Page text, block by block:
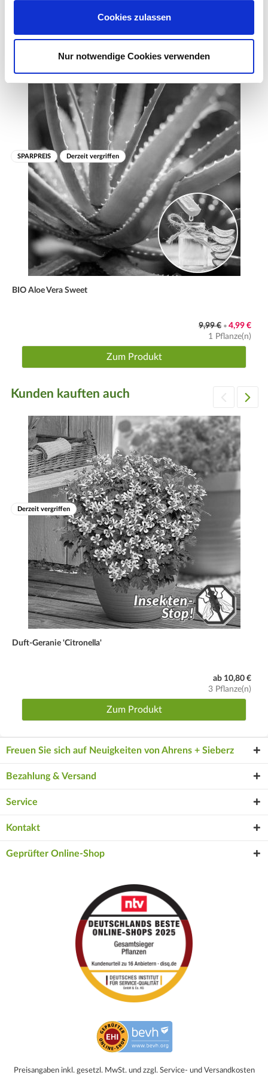
Cookies zulassen
Nur notwendige Cookies verwenden
Anmerkung
Diese Geranien verströmen einen für Menschen
angenehmen Duft. Stechende Plagegeister, wie Mücken oder
Wespen mögen diesen Duft im allgemeinen jedoch nicht
Ähnliche Artikel
SPARPREIS Derzeit vergriffen
BIO Aloe Vera Sweet
9,99 € • 4,99 €
1 Pflanze(n)
Zum Produkt
Kunden kauften auch
Derzeit vergriffen
Duft-Geranie 'Citronella'
ab 10,80 €
3 Pflanze(n)
Zum Produkt
Freuen Sie sich auf Neuigkeiten von Ahrens + Sieberz
Bezahlung & Versand
Service
Kontakt
Geprüfter Online-Shop
Preisangaben inkl. gesetzl. MwSt. und zzgl. Service- und Versandkosten